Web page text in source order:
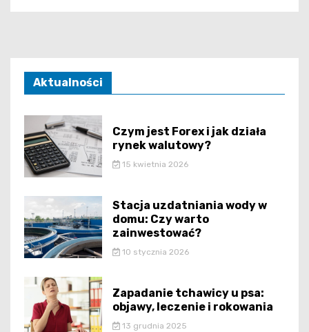
Aktualności
Czym jest Forex i jak działa
rynek walutowy?
15 kwietnia 2026
Stacja uzdatniania wody w
domu: Czy warto
zainwestować?
10 stycznia 2026
Zapadanie tchawicy u psa:
objawy, leczenie i rokowania
13 grudnia 2025